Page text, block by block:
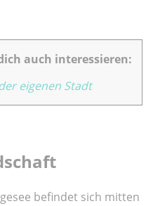
auch interessieren:
eigenen Stadt
befindet sich mitten